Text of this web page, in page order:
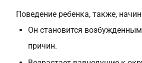
Поведение ребенка, также,
Он становится
причин.